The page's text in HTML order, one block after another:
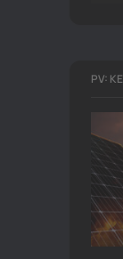
PV: